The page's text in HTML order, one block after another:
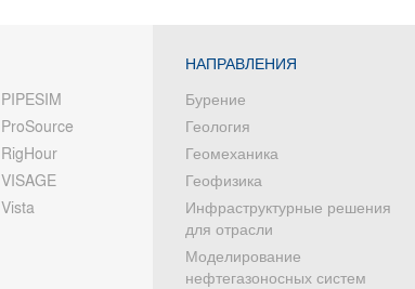
PIPESIM
ProSource
RigHour
VISAGE
Vista
НАПРАВЛЕНИЯ
Бурение
Геология
Геомеханика
Геофизика
Инфраструктурные решения
для отрасли
Моделирование
нефтегазоносных систем